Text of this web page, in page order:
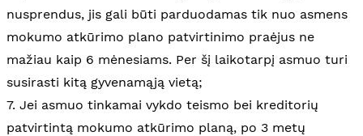
nusprendus, jis gali būti parduodamas tik nuo asmens
mokumo atkūrimo plano patvirtinimo praėjus ne
mažiau kaip 6 mėnesiams. Per šį laikotarpį asmuo turi
susirasti kitą gyvenamąją vietą;
7. Jei asmuo tinkamai vykdo teismo bei kreditorių
patvirtintą mokumo atkūrimo planą, po 3 metų